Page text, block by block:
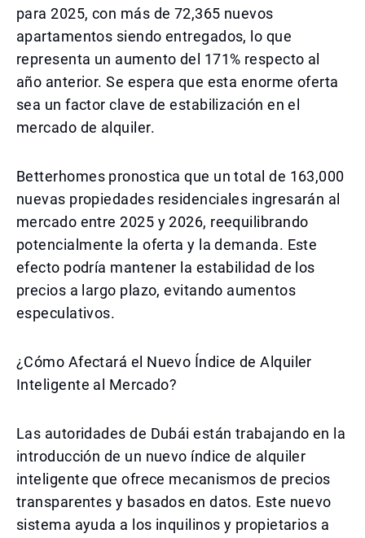
para 2025, con más de 72,365 nuevos
apartamentos siendo entregados, lo que
representa un aumento del 171% respecto al
año anterior. Se espera que esta enorme oferta
sea un factor clave de estabilización en el
mercado de alquiler.
Betterhomes pronostica que un total de 163,000
nuevas propiedades residenciales ingresarán al
mercado entre 2025 y 2026, reequilibrando
potencialmente la oferta y la demanda. Este
efecto podría mantener la estabilidad de los
precios a largo plazo, evitando aumentos
especulativos.
¿Cómo Afectará el Nuevo Índice de Alquiler
Inteligente al Mercado?
Las autoridades de Dubái están trabajando en la
introducción de un nuevo índice de alquiler
inteligente que ofrece mecanismos de precios
transparentes y basados en datos. Este nuevo
sistema ayuda a los inquilinos y propietarios a